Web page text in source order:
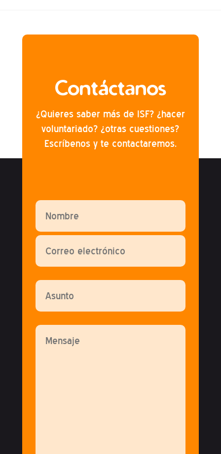
Contáctanos
¿Quieres saber más de ISF? ¿hacer
voluntariado? ¿otras cuestiones?
Escríbenos y te contactaremos.
Por favor, deja este campo vacío.